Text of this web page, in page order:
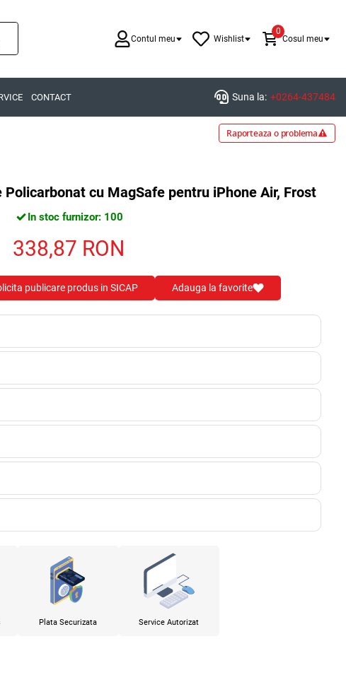
Contul meu Wishlist
0
Cosul meu
CONTACT Suna la: +0264-437484
Raporteaza o problema
cu MagSafe pentru iPhone Air, Frost
In stoc furnizor: 100
338,87 RON
publicare produs in SICAP Adauga la favorite
Plata Securizata Service Autorizat